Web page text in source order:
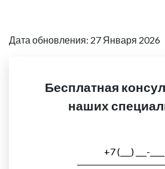
Дата обновления: 27 Января 2026
Бесплатная
наших